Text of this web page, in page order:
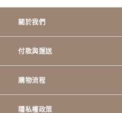
關於我們
付款與運送
購物流程
隱私權政策